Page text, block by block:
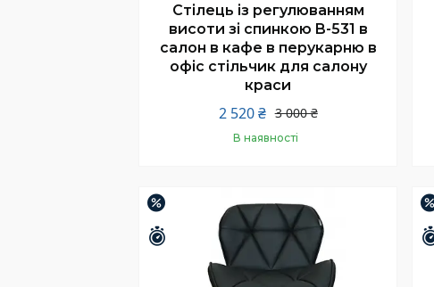
Стілець із регулюванням
висоти зі спинкою B-531 в
салон в кафе в перукарню в
офіс стільчик для салону
краси
3 000 ₴
2 520 ₴
В наявності
Залишилось 25 днів